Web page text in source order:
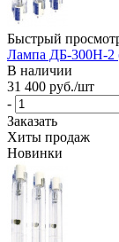
Быстрый
Лампа ДБ-300Н-2
В наличии
31 400 руб./шт
-
Заказать
Хиты продаж
Новинки